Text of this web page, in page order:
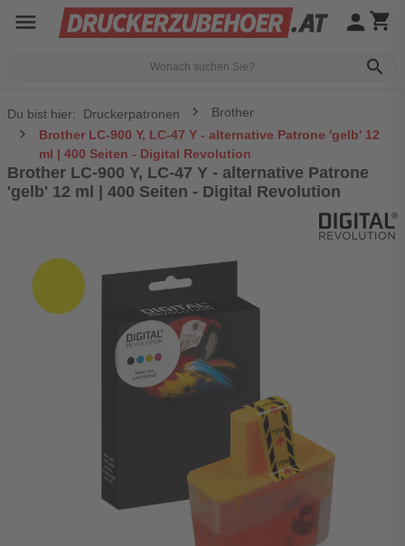
menu
search
person shopping_cart
Du bist hier: Druckerpatronen
Brother
Brother LC-900 Y, LC-47 Y - alternative Patrone 'gelb' 12
ml | 400 Seiten - Digital Revolution
Brother LC-900 Y, LC-47 Y - alternative Patrone
'gelb' 12 ml | 400 Seiten - Digital Revolution